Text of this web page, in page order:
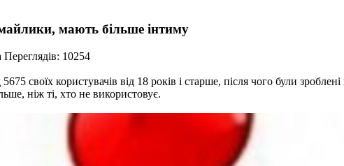
мають більше інтиму
Переглядів: 10254
своїх користувачів від 18 років і старше, після чого були
ніж ті, хто не використовує.